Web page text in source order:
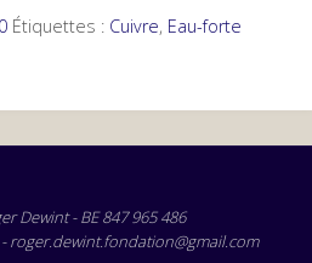
Étiquettes : Cuivre, Eau-forte
Dewint - BE 847 965 486
- roger.dewint.fondation@gmail.com